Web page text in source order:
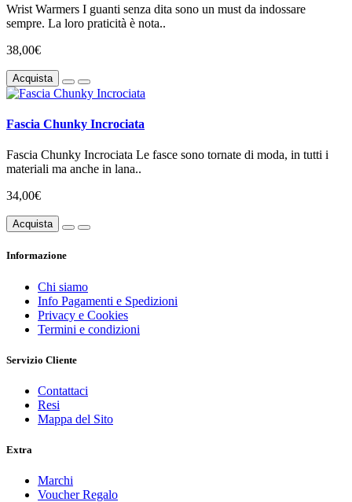
Wrist Warmers I guanti senza dita sono un must da indossare
sempre. La loro praticità è nota..
38,00€
Acquista
Fascia Chunky Incrociata
Fascia Chunky Incrociata Le fasce sono tornate di moda, in tutti i
materiali ma anche in lana..
34,00€
Acquista
Informazione
Chi siamo
Info Pagamenti e Spedizioni
Privacy e Cookies
Termini e condizioni
Servizio Cliente
Contattaci
Resi
Mappa del Sito
Extra
Marchi
Voucher Regalo